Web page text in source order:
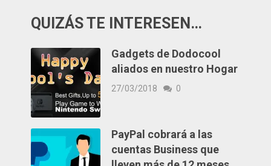
QUIZÁS TE INTERESEN…
Gadgets de Dodocool
aliados en nuestro Hogar
27/03/2018 0
PayPal cobrará a las
cuentas Business que